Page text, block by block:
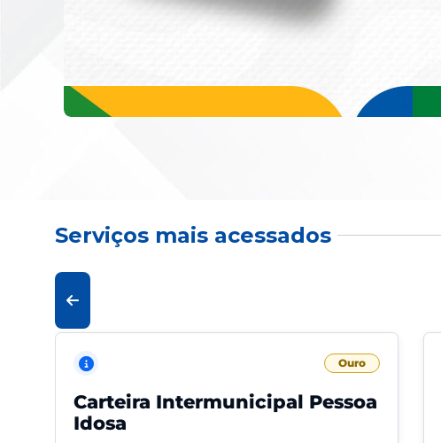
Serviços mais acessados
Ouro
Carteira Intermunicipal Pessoa
Idosa